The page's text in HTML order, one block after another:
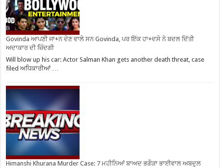
Govinda ਆਪਣੀ ਜਾ+ਨ ਦੇਣ ਵਾਲੇ ਸਨ Govinda, ਪਰ ਇੱਕ ਹਾ+ਦਸੇ ਨੇ ਬਦਲ ਦਿੱਤੀ
ਅਦਾਕਾਰ ਦੀ ਜ਼ਿੰਦਗੀ
Will blow up his car: Actor Salman Khan gets another death threat, case
filed ਅਧਿਕਾਰੀਆਂ …
Himanshi Khurana Murder Case: 7 ਮਹੀਨਿਆਂ ਬਾਅਦ ਭਗੌੜਾ ਭਾਈਵਾਲ ਅਬਦੁਲ